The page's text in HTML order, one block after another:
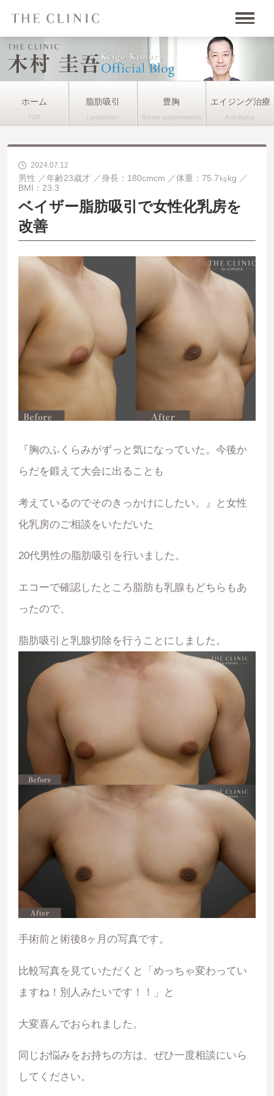
ホーム 脂肪吸引 豊胸 エイジング治療
2024.07.12
男性 年齢23歳才 身長：180cmcm
体重：75.7㎏kg
BMI：23.3
ベイザー脂肪吸引で女性化乳房を
改善
『胸のふくらみがずっと気になっていた。今後か
らだを鍛えて大会に出ることも
考えているのでそのきっかけにしたい。』と女性
化乳房のご相談をいただいた
20代男性の脂肪吸引を行いました。
エコーで確認したところ脂肪も乳腺もどちらもあ
ったので、
脂肪吸引と乳腺切除を行うことにしました。
手術前と術後8ヶ月の写真です。
比較写真を見ていただくと「めっちゃ変わってい
ますね！別人みたいです！！」と
大変喜んでおられました。
同じお悩みをお持ちの方は、ぜひ一度相談にいら
してください。